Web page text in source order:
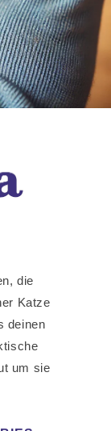
die
Katze
deinen
um sie